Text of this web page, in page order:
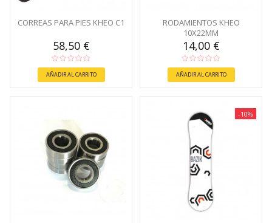
CORREAS PARA PIES KHEO C1
58,50 €
AÑADIR AL CARRITO
RODAMIENTOS KHEO
10X22MM
14,00 €
AÑADIR AL CARRITO
-10%